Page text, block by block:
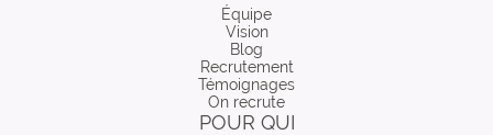
Équipe
Vision
Blog
Recrutement
Témoignages
On recrute
POUR QUI